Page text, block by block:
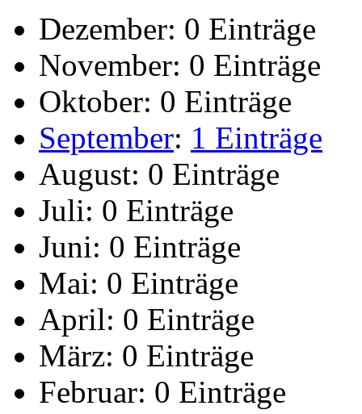
Dezember: 0 Einträge
November: 0 Einträge
Oktober: 0 Einträge
September: 1 Einträge
August: 0 Einträge
Juli: 0 Einträge
Juni: 0 Einträge
Mai: 0 Einträge
April: 0 Einträge
März: 0 Einträge
Februar: 0 Einträge